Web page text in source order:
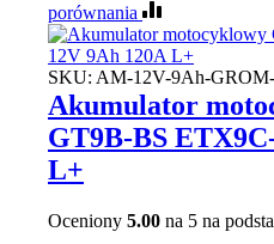
porównania
SKU: AM-12V-9Ah-
Akumulator
GT9B-BS
L+
Oceniony 5.00 na 5 na